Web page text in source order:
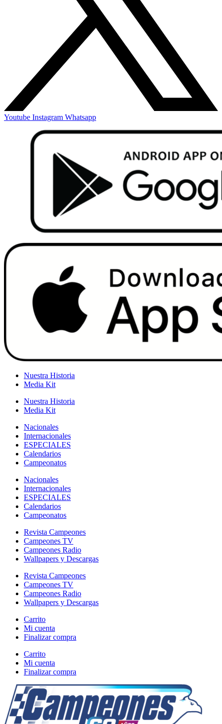
Youtube Instagram Whatsapp
Nuestra Historia
Media Kit
Nuestra Historia
Media Kit
Nacionales
Internacionales
ESPECIALES
Calendarios
Campeonatos
Nacionales
Internacionales
ESPECIALES
Calendarios
Campeonatos
Revista Campeones
Campeones TV
Campeones Radio
Wallpapers y Descargas
Revista Campeones
Campeones TV
Campeones Radio
Wallpapers y Descargas
Carrito
Mi cuenta
Finalizar compra
Carrito
Mi cuenta
Finalizar compra